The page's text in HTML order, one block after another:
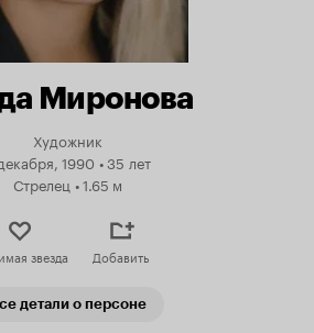
Миронова
Художник
1990 •35 лет
Стрелец •1.65 м
звезда Добавить
детали о персоне